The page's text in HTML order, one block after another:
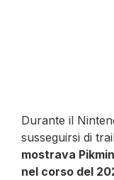
Durante il
susseguirsi di
mostrava
nel corso del